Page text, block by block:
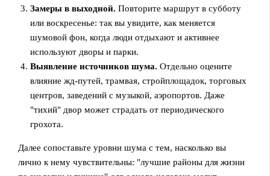
Замеры в выходной. Повторите маршрут в субботу
или воскресенье: так вы увидите, как меняется
шумовой фон, когда люди отдыхают и активнее
используют дворы и парки.
Выявление источников шума. Отдельно оцените
влияние жд-путей, трамвая, стройплощадок, торговых
центров, заведений с музыкой, аэропортов. Даже
"тихий" двор может страдать от периодического
грохота.
Далее сопоставьте уровни шума с тем, насколько вы
лично к нему чувствительны: "лучшие районы для жизни